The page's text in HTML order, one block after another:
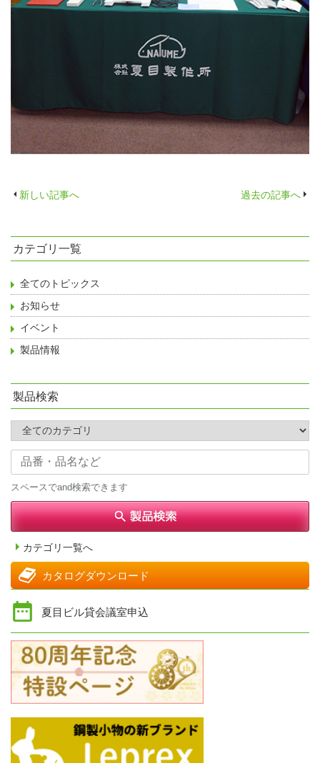
過去の記事へ
新しい記事へ
カテゴリ一覧
全てのトピックス
お知らせ
イベント
製品情報
製品検索
スペースでand検索できます
カテゴリ一覧へ
カタログダウンロード
夏目ビル貸会議室申込